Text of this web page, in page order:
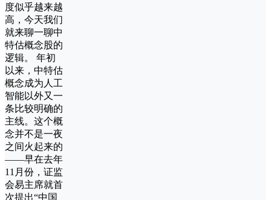
度似乎越来越
高，今天我们
就来聊一聊中
特估概念股的
逻辑。 年初
以来，中特估
概念成为人工
智能以外又一
条比较明确的
主线。这个概
念并不是一夜
之间火起来的
——早在去年
11月份，证监
会易主席就首
次提出“中国